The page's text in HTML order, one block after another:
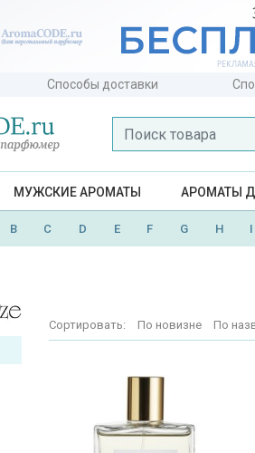
Способы доставки
МУЖСКИЕ АРОМАТЫ АРОМАТЫ
B C D E F G H I
Сортировать: По новизне По